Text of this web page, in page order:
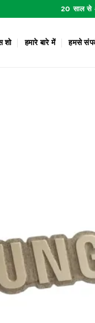
20 साल से
शो हमारे बारे में हमसे